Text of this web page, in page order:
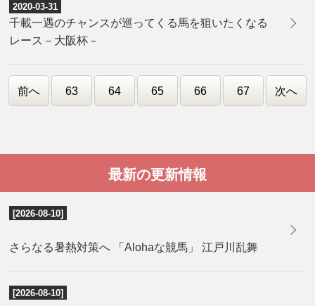
2020-03-31
千載一遇のチャンスが巡ってくる馬を狙いたくなる
レース－大阪杯－
前へ 63 64 65 66 67 次へ
最新の更新情報
[2026-08-10]
さらなる暑熱対策へ 「Alohaな競馬」 江戸川乱舞
[2026-08-10]